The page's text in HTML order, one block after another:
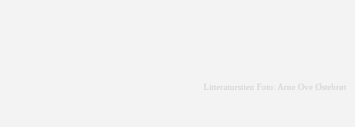
Litteraturstien Foto: Arne Ove Østebrøt